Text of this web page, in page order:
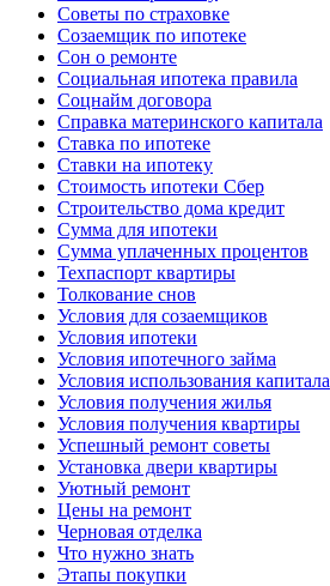
Советы по страховке
Созаемщик по ипотеке
Сон о ремонте
Социальная ипотека правила
Соцнайм договора
Справка материнского капитала
Ставка по ипотеке
Ставки на ипотеку
Стоимость ипотеки Сбер
Строительство дома кредит
Сумма для ипотеки
Сумма уплаченных процентов
Техпаспорт квартиры
Толкование снов
Условия для созаемщиков
Условия ипотеки
Условия ипотечного займа
Условия использования капитала
Условия получения жилья
Условия получения квартиры
Успешный ремонт советы
Установка двери квартиры
Уютный ремонт
Цены на ремонт
Черновая отделка
Что нужно знать
Этапы покупки